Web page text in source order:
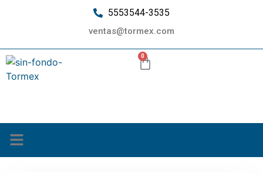
5553544-3535
ventas@tormex.com
0